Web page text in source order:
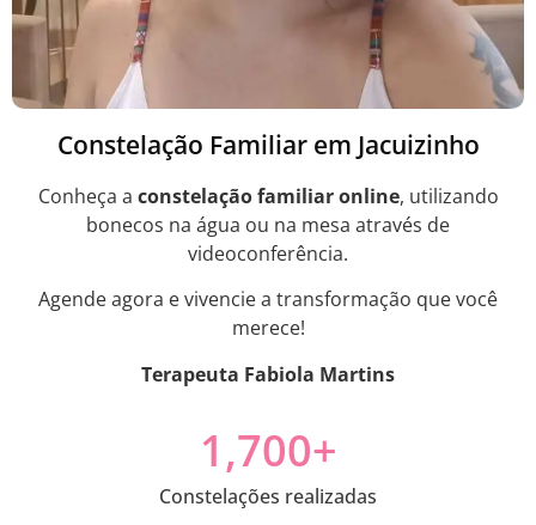
Constelação Familiar em Jacuizinho
Conheça a constelação familiar online, utilizando
bonecos na água ou na mesa através de
videoconferência.
Agende agora e vivencie a transformação que você
merece!
Terapeuta Fabiola Martins
Constelações realizadas
1,700+